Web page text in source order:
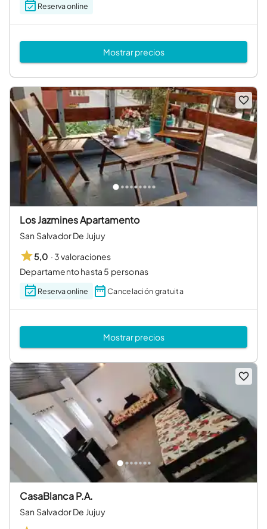
Reserva online
Mostrar precios
Los Jazmines Apartamento
San Salvador De Jujuy
5,0 · 3 valoraciones
Departamento hasta 5 personas
Reserva online Cancelación gratuita
Mostrar precios
CasaBlanca P.A.
San Salvador De Jujuy